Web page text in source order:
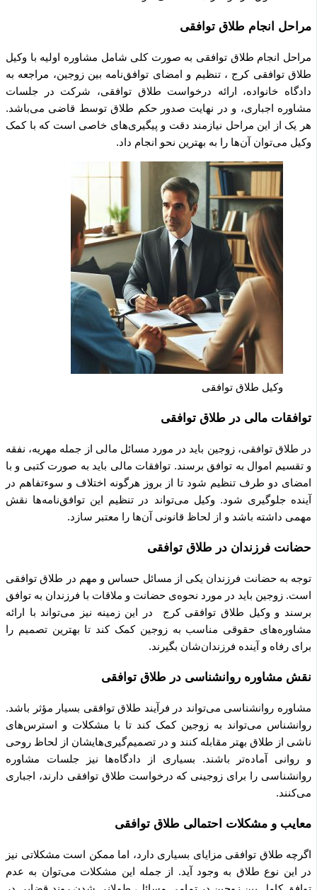
مراحل انجام طلاق توافقی
مراحل انجام طلاق توافقی به صورت کلی شامل مشاوره اولیه با وکیل
طلاق توافقی کرج ، تنظیم و امضای توافق‌نامه بین زوجین، مراجعه به
دادگاه خانواده، ارائه درخواست طلاق توافقی، شرکت در جلسات
مشاوره اجباری، و در نهایت صدور حکم طلاق توسط قاضی می‌باشد.
هر یک از این مراحل نیازمند دقت و پیگیری‌های خاصی است که با کمک
وکیل می‌توان آن‌ها را به بهترین نحو انجام داد.
وکیل طلاق توافقی
توافقات مالی در طلاق توافقی
در طلاق توافقی، زوجین باید در مورد مسائل مالی از جمله مهریه، نفقه
و تقسیم اموال به توافق برسند. توافقات مالی باید به صورت کتبی و با
امضای دو طرف تنظیم شود تا از بروز هرگونه اختلاف و سوءتفاهم در
آینده جلوگیری شود. وکیل می‌تواند در تنظیم این توافق‌نامه‌ها نقش
مهمی داشته باشد و از لحاظ قانونی آن‌ها را معتبر سازد.
حضانت فرزندان در طلاق توافقی
توجه به حضانت فرزندان یکی از مسائل حساس و مهم در طلاق توافقی
است. زوجین باید در مورد نحوه‌ی حضانت و ملاقات با فرزندان به توافق
برسند و وکیل طلاق توافقی کرج در این زمینه نیز می‌تواند با ارائه
مشاوره‌های حقوقی مناسب به زوجین کمک کند تا بهترین تصمیم را
برای رفاه و آینده فرزندان‌شان بگیرند.
نقش مشاوره روانشناسی در طلاق توافقی
مشاوره روانشناسی می‌تواند در فرآیند طلاق توافقی بسیار مؤثر باشد.
روانشناس می‌تواند به زوجین کمک کند تا با مشکلات و استرس‌های
ناشی از طلاق بهتر مقابله کنند و در تصمیم‌گیری‌هایشان از لحاظ روحی
و روانی آماده‌تر باشند. بسیاری از دادگاه‌ها نیز جلسات مشاوره
روانشناسی را برای زوجینی که درخواست طلاق توافقی دارند، اجباری
می‌کنند.
معایب و مشکلات احتمالی طلاق توافقی
اگرچه طلاق توافقی مزایای بسیاری دارد، اما ممکن است مشکلاتی نیز
در این نوع طلاق به وجود آید. از جمله این مشکلات می‌توان به عدم